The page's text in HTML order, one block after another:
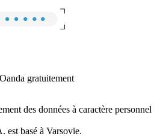
gratuitement
des données à caractère personnel
basé à Varsovie.